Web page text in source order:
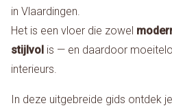
in Vlaardingen.
Het is een vloer die zowel
stijlvol is — en daardoor
interieurs.
In deze uitgebreide gids ontdek